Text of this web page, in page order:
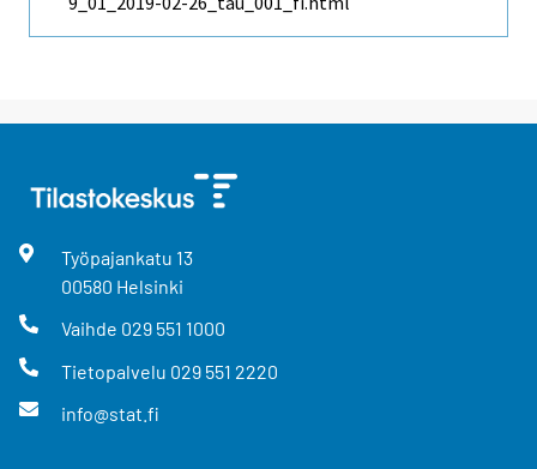
Työpajankatu 13
00580 Helsinki
Vaihde 029 551 1000
Tietopalvelu 029 551 2220
info@stat.fi